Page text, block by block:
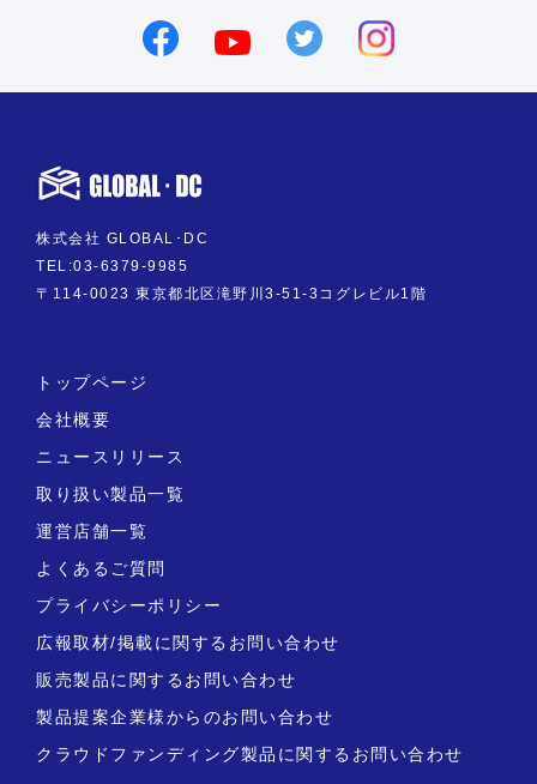
株式会社 GLOBAL･DC
TEL:03-6379-9985
〒114-0023 東京都北区滝野川3-51-3コグレビル1階
トップページ
会社概要
ニュースリリース
取り扱い製品一覧
運営店舗一覧
よくあるご質問
プライバシーポリシー
広報取材/掲載に関するお問い合わせ
販売製品に関するお問い合わせ
製品提案企業様からのお問い合わせ
クラウドファンディング製品に関するお問い合わせ